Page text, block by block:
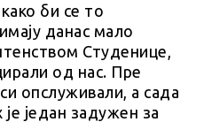
би се то
данас мало
Студенице,
од нас. Пре
опслуживали, а сада
један задужен за